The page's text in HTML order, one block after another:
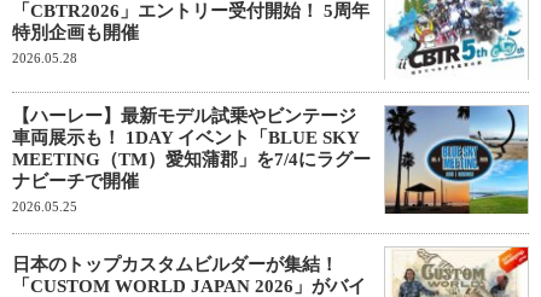
「CBTR2026」エントリー受付開始！ 5周年
特別企画も開催
2026.05.28
【ハーレー】最新モデル試乗やビンテージ
車両展示も！ 1DAY イベント「BLUE SKY
MEETING（TM）愛知蒲郡」を7/4にラグー
ナビーチで開催
2026.05.25
日本のトップカスタムビルダーが集結！
「CUSTOM WORLD JAPAN 2026」がバイ